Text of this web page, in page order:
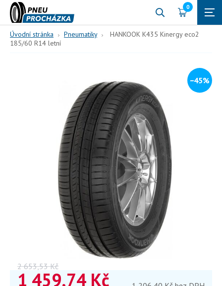
0
Úvodní stránka Pneumatiky
HANKOOK K435 Kinergy eco2
185/60 R14 letní
82 H (210 km/h)
−45%
HANKOOK K435 Kinergy eco2
185/60 R14 letní
82, H, letní
Nové složení směsi se silikou, akorát tuhý běhoun a tvrdé
jádro patky. To vše je propracované do detailu, aby se
zlepšila ovladatelnost auta, výkon a životnost pneumatiky.
2 653,53 Kč
1 459,74 Kč